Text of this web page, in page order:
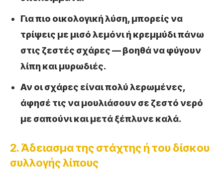
Για πιο οικολογική λύση, μπορείς να
τρίψεις με μισό λεμόνι ή κρεμμύδι πάνω
στις ζεστές σχάρες — βοηθά να φύγουν
λίπη και μυρωδιές.
Αν οι σχάρες είναι πολύ λερωμένες,
άφησέ τις να μουλιάσουν σε ζεστό νερό
με σαπούνι και μετά ξέπλυνε καλά.
2. Άδειασμα της στάχτης ή του δίσκου
συλλογής λίπους